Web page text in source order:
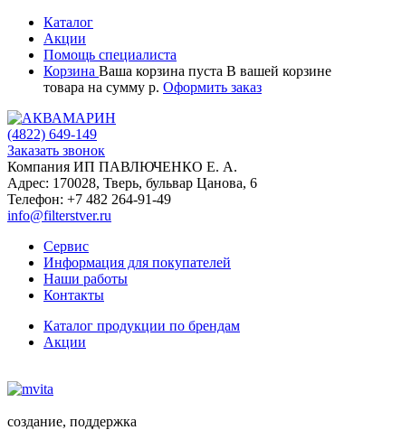
Каталог
Акции
Помощь специалиста
Корзина Ваша корзина пуста В вашей корзине
товара на сумму р. Оформить заказ
(4822) 649-149
Заказать звонок
Компания ИП ПАВЛЮЧЕНКО Е. А.
Адрес: 170028, Тверь, бульвар Цанова, 6
Телефон: +7 482 264-91-49
info@filterstver.ru
Сервис
Информация для покупателей
Наши работы
Контакты
Каталог продукции по брендам
Акции
создание, поддержка